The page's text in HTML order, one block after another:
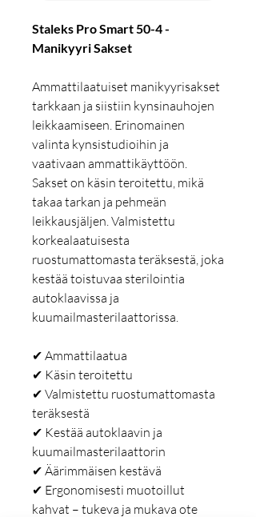
Staleks Pro Smart 50-4 -
Manikyyri Sakset
Ammattilaatuiset manikyyrisakset
tarkkaan ja siistiin kynsinauhojen
leikkaamiseen. Erinomainen
valinta kynsistudioihin ja
vaativaan ammattikäyttöön.
Sakset on käsin teroitettu, mikä
takaa tarkan ja pehmeän
leikkausjäljen. Valmistettu
korkealaatuisesta
ruostumattomasta teräksestä, joka
kestää toistuvaa sterilointia
autoklaavissa ja
kuumailmasterilaattorissa.
✔ Ammattilaatua
✔ Käsin teroitettu
✔ Valmistettu ruostumattomasta
teräksestä
✔ Kestää autoklaavin ja
kuumailmasterilaattorin
✔ Äärimmäisen kestävä
✔ Ergonomisesti muotoillut
kahvat – tukeva ja mukava ote